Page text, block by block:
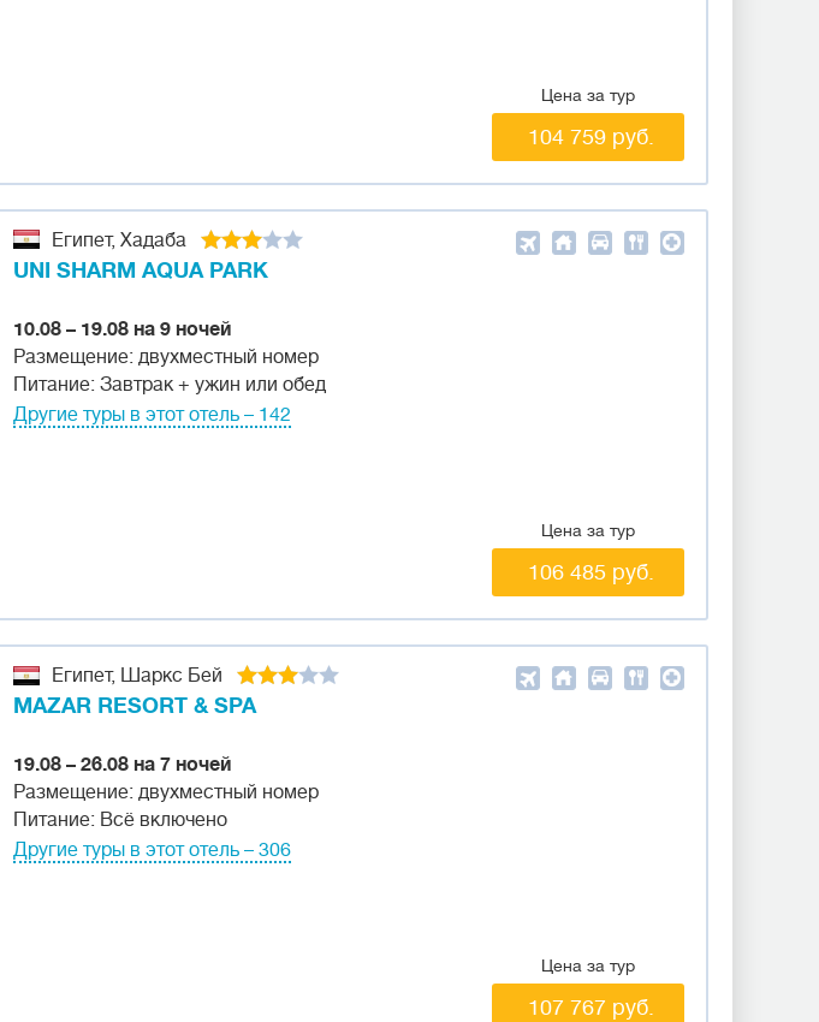
Цена за тур
104 759 руб.
Египет, Хадаба
UNI SHARM AQUA PARK
10.08 – 19.08 на 9 ночей
Размещение: двухместный номер
Питание: Завтрак + ужин или обед
Другие туры в этот отель – 142
Цена за тур
106 485 руб.
Египет, Шаркс Бей
MAZAR RESORT & SPA
19.08 – 26.08 на 7 ночей
Размещение: двухместный номер
Питание: Всё включено
Другие туры в этот отель – 306
Цена за тур
107 767 руб.